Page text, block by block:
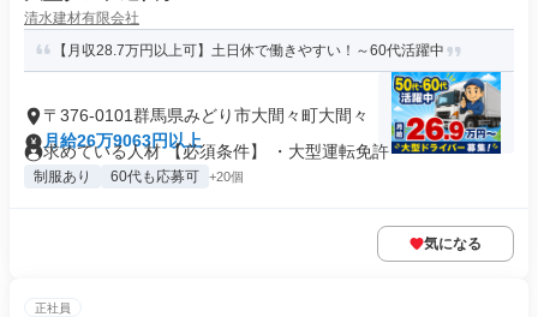
清水建材有限会社
【月収28.7万円以上可】土日休で働きやすい！～60代活躍中
〒376-0101群馬県みどり市大間々町大間々
月給26万9063円以上
求めている人材 【必須条件】 ・大型運転免許
制服あり 60代も応募可 +20個
気になる
正社員